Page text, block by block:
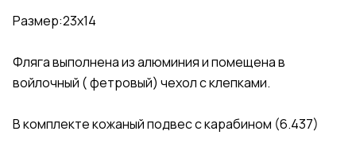
Размер:23x14
Фляга выполнена из алюминия и помещена в
войлочный ( фетровый) чехол с клепками.
В комплекте кожаный подвес с карабином (6.437)